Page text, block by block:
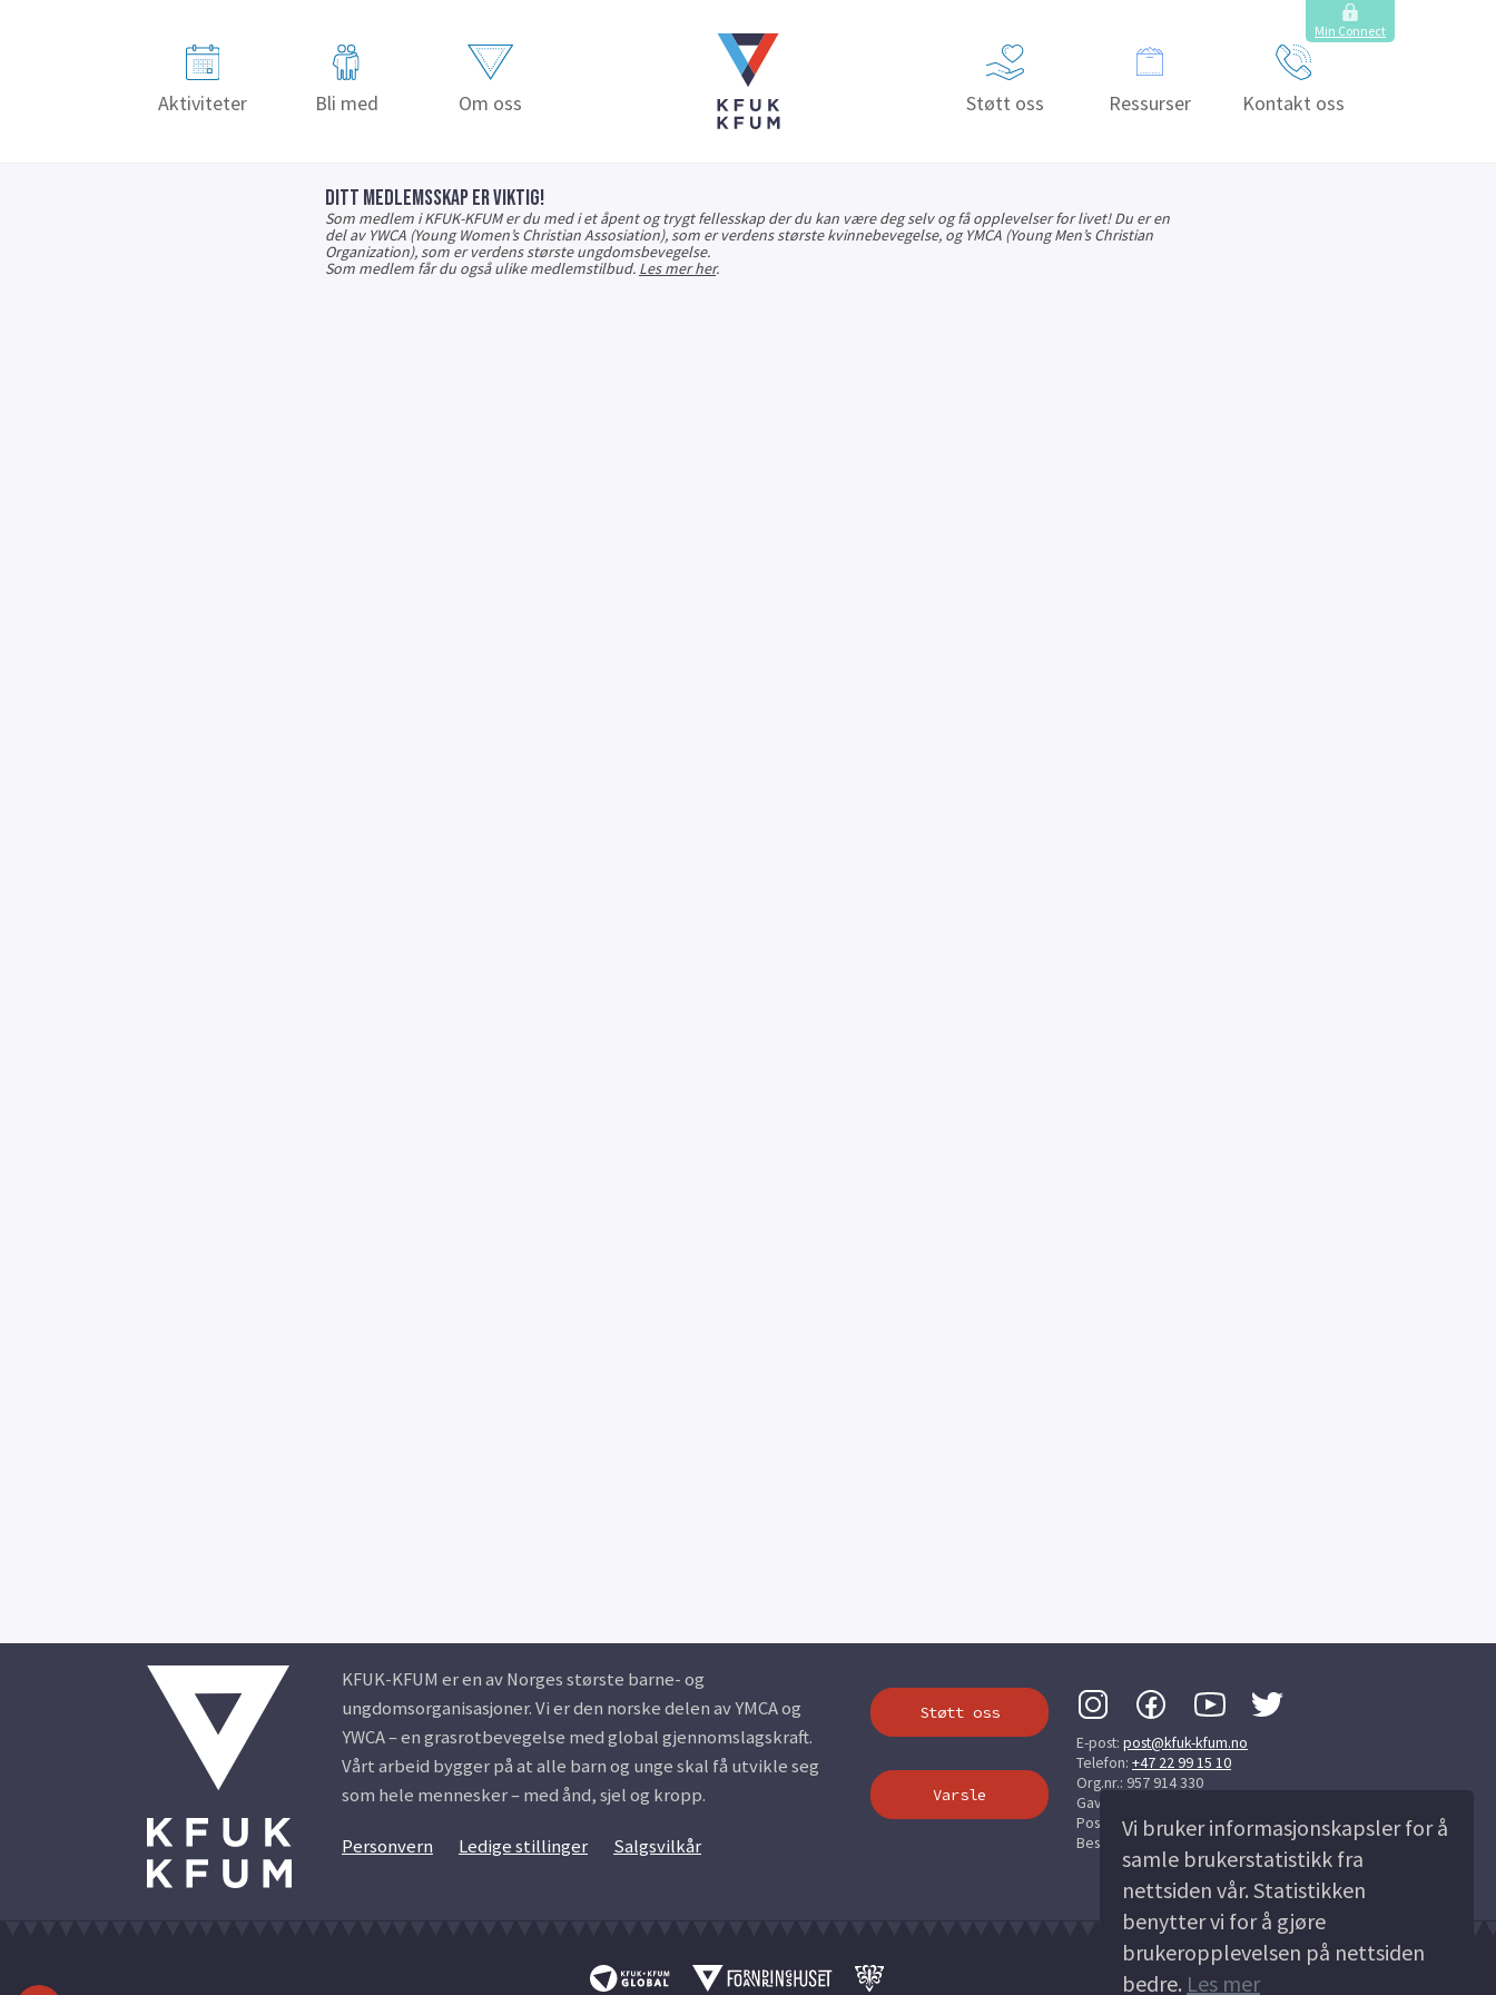
Min Connect
Aktiviteter Bli med Om oss Støtt oss Ressurser Kontakt oss
DITT MEDLEMSSKAP ER VIKTIG!
Som medlem i KFUK-KFUM er du med i et åpent og trygt fellesskap der du kan være deg selv og få opplevelser for livet! Du er en
del av YWCA (Young Women’s Christian Assosiation), som er verdens største kvinnebevegelse, og YMCA (Young Men’s Christian
Organization), som er verdens største ungdomsbevegelse.
Som medlem får du også ulike medlemstilbud. Les mer her.
KFUK-KFUM er en av Norges største barne- og
ungdomsorganisasjoner. Vi er den norske delen av YMCA og
YWCA – en grasrotbevegelse med global gjennomslagskraft.
Vårt arbeid bygger på at alle barn og unge skal få utvikle seg
som hele mennesker – med ånd, sjel og kropp.
Personvern Ledige stillinger Salgsvilkår
Støtt oss
Varsle
E-post: post@kfuk-kfum.no
Telefon: +47 22 99 15 10
Org.nr.: 957 914 330
Gavekonto: 3000.17.11500
Post: Pb 6814, St Olavs plass, 0130 Oslo
Besøksadresse: Chr. Krohgs gate 10, 0186 Oslo
▼▼▼▼▼▼▼▼▼▼▼ ▼▼▼▼▼▼▼▼▼▼▼ ▼▼▼▼▼▼▼▼▼▼▼ ▼▼▼▼▼▼▼▼▼▼▼ ▼▼▼▼▼▼▼▼▼▼▼ ▼▼▼▼▼▼▼▼▼▼▼ ▼▼▼▼▼▼▼▼▼▼▼
Vi bruker informasjonskapsler for å
samle brukerstatistikk fra
nettsiden vår. Statistikken
benytter vi for å gjøre
brukeropplevelsen på nettsiden
bedre. Les mer